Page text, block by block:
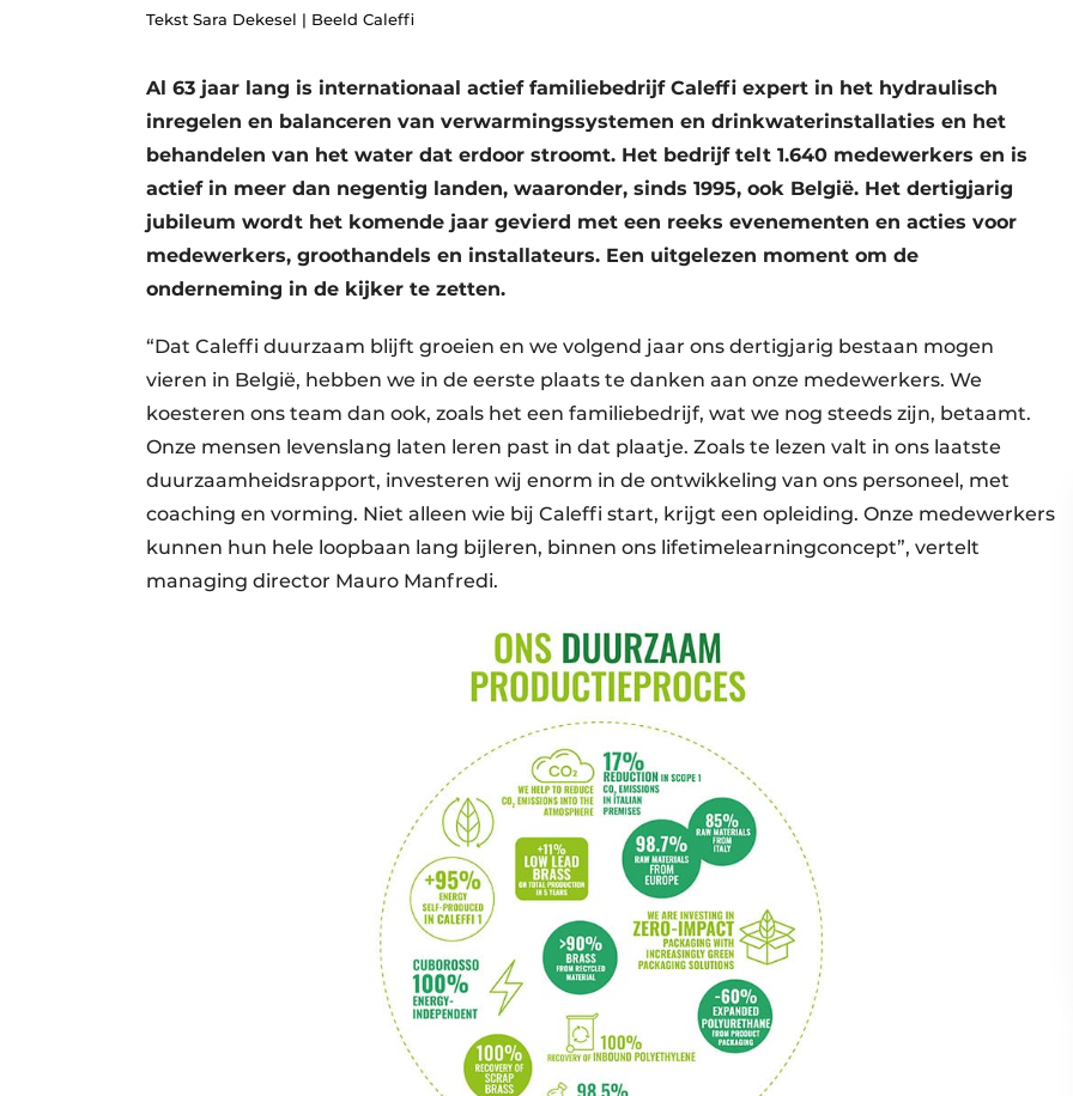
Tekst Sara Dekesel | Beeld Caleffi
Al 63 jaar lang is internationaal actief familiebedrijf Caleffi expert in het hydraulisch
inregelen en balanceren van verwarmingssystemen en drinkwaterinstallaties en het
behandelen van het water dat erdoor stroomt. Het bedrijf telt 1.640 medewerkers en is
actief in meer dan negentig landen, waaronder, sinds 1995, ook België. Het dertigjarig
jubileum wordt het komende jaar gevierd met een reeks evenementen en acties voor
medewerkers, groothandels en installateurs. Een uitgelezen moment om de
onderneming in de kijker te zetten.
“Dat Caleffi duurzaam blijft groeien en we volgend jaar ons dertigjarig bestaan mogen
vieren in België, hebben we in de eerste plaats te danken aan onze medewerkers. We
koesteren ons team dan ook, zoals het een familiebedrijf, wat we nog steeds zijn, betaamt.
Onze mensen levenslang laten leren past in dat plaatje. Zoals te lezen valt in ons laatste
duurzaamheidsrapport, investeren wij enorm in de ontwikkeling van ons personeel, met
coaching en vorming. Niet alleen wie bij Caleffi start, krijgt een opleiding. Onze medewerkers
kunnen hun hele loopbaan lang bijleren, binnen ons lifetimelearningconcept”, vertelt
managing director Mauro Manfredi.